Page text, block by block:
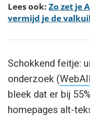
Lees ook: Zo zet je
vermijd je de
Schokkend feitje:
onderzoek (
bleek dat er bij
homepages alt-